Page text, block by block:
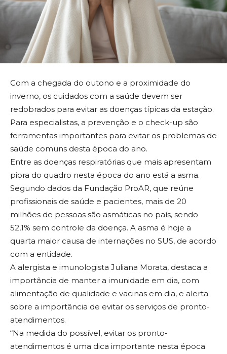
Com a chegada do outono e a proximidade do
inverno, os cuidados com a saúde devem ser
redobrados para evitar as doenças típicas da estação.
Para especialistas, a prevenção e o check-up são
ferramentas importantes para evitar os problemas de
saúde comuns desta época do ano.
Entre as doenças respiratórias que mais apresentam
piora do quadro nesta época do ano está a asma.
Segundo dados da Fundação ProAR, que reúne
profissionais de saúde e pacientes, mais de 20
milhões de pessoas são asmáticas no país, sendo
52,1% sem controle da doença. A asma é hoje a
quarta maior causa de internações no SUS, de acordo
com a entidade.
A alergista e imunologista Juliana Morata, destaca a
importância de manter a imunidade em dia, com
alimentação de qualidade e vacinas em dia, e alerta
sobre a importância de evitar os serviços de pronto-
atendimentos.
“Na medida do possível, evitar os pronto-
atendimentos é uma dica importante nesta época